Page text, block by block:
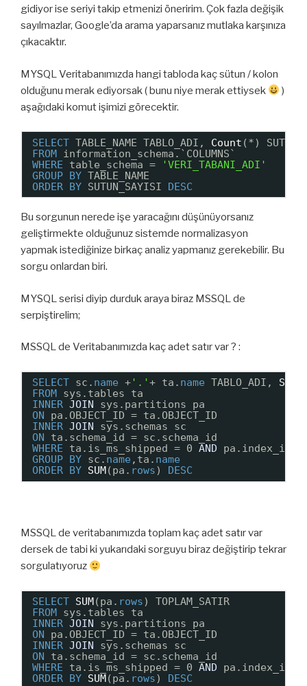
gidiyor ise seriyi takip etmenizi öneririm. Çok fazla değişik
sayılmazlar, Google’da arama yaparsanız mutlaka karşınıza
çıkacaktır.
MYSQL Veritabanımızda hangi tabloda kaç sütun / kolon
olduğunu merak ediyorsak ( bunu niye merak ettiysek
)
aşağıdaki komut işimizi görecektir.
SELECT TABLE_NAME TABLO_ADI, Count (*)
FROM information_schema.`COLUMNS`
WHERE
table_schema =
'VERI_TABANI_ADI'
GROUP BY TABLE_NAME
ORDER BY SUTUN_SAYISI DESC
Bu sorgunun nerede işe yaracağını düşünüyorsanız
geliştirmekte olduğunuz sistemde normalizasyon
yapmak istediğinize birkaç analiz yapmanız gerekebilir. Bu
sorgu onlardan biri.
MYSQL serisi diyip durduk araya biraz MSSQL de
serpiştirelim;
MSSQL de Veritabanımızda kaç adet satır var ? :
SELECT sc. name +'.'+ ta. name TABLO_ADI, SUM
FROM sys.tables ta
INNER JOIN
sys.partitions pa
ON
pa.OBJECT_ID = ta.OBJECT_ID
INNER JOIN
sys.schemas sc
ON
ta.schema_id = sc.schema_id
WHERE
ta.is_ms_shipped = 0 AND pa.index_id
GROUP BY sc. name ,ta. name
ORDER BY SUM(pa. rows) DESC
MSSQL de veritabanımızda toplam kaç adet satır var
dersek de tabi ki yukarıdaki sorguyu biraz değiştirip tekrar
sorgulatıyoruz
SELECT SUM(pa. rows) TOPLAM_SATIR
FROM sys.tables ta
INNER JOIN
sys.partitions pa
ON
pa.OBJECT_ID = ta.OBJECT_ID
INNER JOIN
sys.schemas sc
ON
ta.schema_id = sc.schema_id
WHERE
ta.is_ms_shipped = 0 AND pa.index_id
ORDER BY SUM(pa. rows) DESC